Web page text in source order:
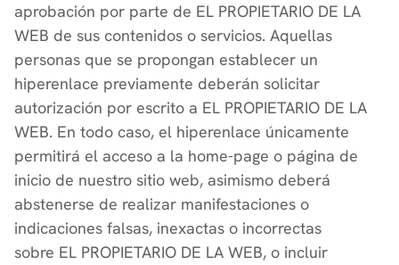
aprobación por parte de EL PROPIETARIO DE LA
WEB de sus contenidos o servicios. Aquellas
personas que se propongan establecer un
hiperenlace previamente deberán solicitar
autorización por escrito a EL PROPIETARIO DE LA
WEB. En todo caso, el hiperenlace únicamente
permitirá el acceso a la home-page o página de
inicio de nuestro sitio web, asimismo deberá
abstenerse de realizar manifestaciones o
indicaciones falsas, inexactas o incorrectas
sobre EL PROPIETARIO DE LA WEB, o incluir